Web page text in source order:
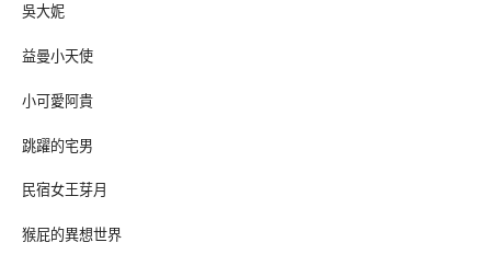
吳大妮
益曼小天使
小可愛阿貴
跳躍的宅男
民宿女王芽月
猴屁的異想世界